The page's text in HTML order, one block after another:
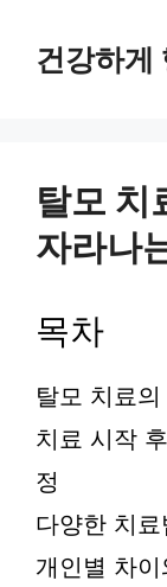
건강하게
탈모 치
자라나
목차
탈모 치료의
치료 시작
정
다양한 치
개인별 차